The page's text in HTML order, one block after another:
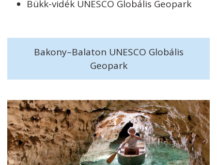
Bükk-vidék UNESCO Globális Geopark
Bakony–Balaton UNESCO Globális
Geopark